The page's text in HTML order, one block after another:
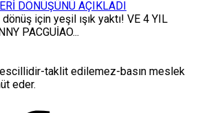
DÖNÜŞÜNÜ AÇIKLADI
için yeşil ışık yaktı! VE 4 YIL
PACGUİAO...
taklit edilemez-basın meslek
eder.